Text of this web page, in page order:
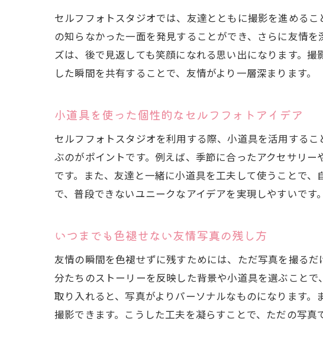
セルフ
友達の
個性
セル
セルフフォ
セルフ
共通
撮影
友達とセル
セルフ
セルフフォトスタジオでは、友達とともに撮影を進める
の知らなかった一面を発見することができ、さらに友情
ズは、後で見返しても笑顔になれる思い出になります。
した瞬間を共有することで、友情がより一層深まります。
小道具を使った個性的なセルフフォトアイデア
セルフフォトスタジオを利用する際、小道具を活用する
ぶのがポイントです。例えば、季節に合ったアクセサリ
です。また、友達と一緒に小道具を工夫して使うことで
で、普段できないユニークなアイデアを実現しやすいで
いつまでも色褪せない友情写真の残し方
友情の瞬間を色褪せずに残すためには、ただ写真を撮る
分たちのストーリーを反映した背景や小道具を選ぶこと
取り入れると、写真がよりパーソナルなものになります
撮影できます。こうした工夫を凝らすことで、ただの写